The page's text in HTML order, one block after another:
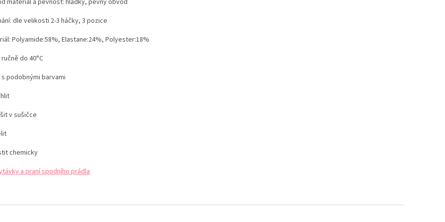
dle velikosti 2-3 háčky, 3 pozice
Polyamide:58%, Elastane:24%, Polyester:18%
do 40°C
s podobnými barvami
v sušičce
chemicky
a praní spodního prádla